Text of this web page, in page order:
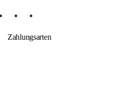
Zahlungsarten